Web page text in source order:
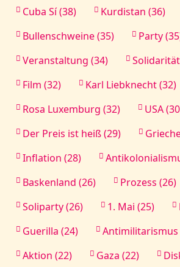
Cuba Sí (38)
Kurdistan (36)
Bullenschweine (35)
Party
Veranstaltung (34)
Film (32)
Karl Liebknecht (32)
Rosa Luxemburg (32)
USA
Der Preis ist heiß (29)
Inflation (28)
Baskenland (26)
Prozess (26)
Soliparty (26)
1. Mai (25)
Guerilla (24)
Antimilitarismus
Aktion (22)
Gaza (22)